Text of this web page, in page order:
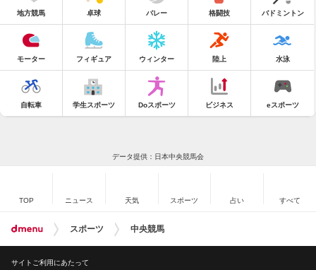
地方競馬 卓球 バレー 格闘技 バドミントン
モーター フィギュア ウィンター 陸上 水泳
自転車 学生スポーツ Doスポーツ ビジネス eスポーツ
データ提供：日本中央競馬会
TOP ニュース 天気 スポーツ 占い すべて
スポーツ 中央競馬
サイトご利用にあたって